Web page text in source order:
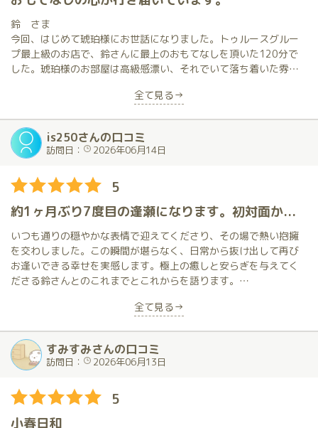
鈴 さま
今回、はじめて琥珀様にお世話になりました。トゥルースグルー
プ最上級のお店で、鈴さんに最上のおもてなしを頂いた120分で
した。琥珀様のお部屋は高級感漂い、それでいて落ち着いた雰囲
行き届いたおもてなしをして下さいます。穏やかで丁寧なお言葉
で過ごしたかのような充実感です。鈴さんの「お客様を楽しませ
たい」との思いが伝わるサービス内容でした。鈴さんにお相手し
て頂き、正に「生きている」との実感が湧き上がって来ました。
全て見る→
is250さんの口コミ
訪問日： 2026年06月14日
5
約1ヶ月ぶり7度目の逢瀬になります。初対面から月に一度のペースでお逢いしています。今回も極上のおもてなしを満喫でき感謝に堪えません。そんな魅力的な鈴さんに興味がある方は口コミ本編をご覧ください。
いつも通りの穏やかな表情で迎えてくださり、その場で熱い抱擁
を交わしました。この瞬間が堪らなく、日常から抜け出して再び
お逢いできる幸せを実感します。極上の癒しと安らぎを与えてく
ださる鈴さんとのこれまでとこれからを語ります。
昨年11月に入店されてからの人気は予想通りで本指名客として誇
えたことが今でも信じられません。以前にも書きましたが、自分
なりの優れたキャストの判断基準である「心技体」全てが極上な
のです。この先このレベルを超える女性にお目にかかることはな
ほかの方々に「たかが…なのでは？」と訝られても「され
全て見る→
すみすみさんの口コミ
訪問日： 2026年06月13日
5
小春日和